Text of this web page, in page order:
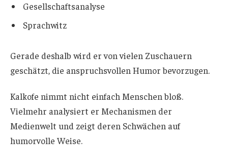
Gesellschaftsanalyse
Sprachwitz
Gerade deshalb wird er von vielen Zuschauern
geschätzt, die anspruchsvollen Humor bevorzugen.
Kalkofe nimmt nicht einfach Menschen bloß.
Vielmehr analysiert er Mechanismen der
Medienwelt und zeigt deren Schwächen auf
humorvolle Weise.